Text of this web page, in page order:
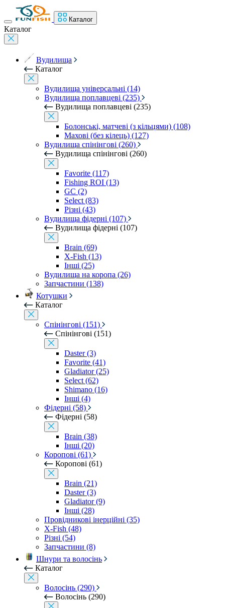
Каталог
Каталог
Вудилища
Каталог
Вудилища універсальні (14)
Вудилища поплавцеві (235)
Вудилища поплавцеві (235)
Болонські, матчеві (з кільцями) (108)
Махові (без кілець) (127)
Вудилища спінінгові (260)
Вудилища спінінгові (260)
Favorite (117)
Fishing ROI (13)
GC (2)
Select (83)
Різні (43)
Вудилища фідерні (107)
Вудилища фідерні (107)
Brain (69)
X-Fish (13)
Інші (25)
Вудилища на коропа (26)
Запчастини (138)
Котушки
Каталог
Спінінгові (151)
Спінінгові (151)
Daster (3)
Favorite (41)
Gladiator (25)
Select (62)
Shimano (16)
Інші (4)
Фідерні (58)
Фідерні (58)
Brain (38)
Інші (20)
Коропові (61)
Коропові (61)
Brain (21)
Daster (3)
Gladiator (9)
Інші (28)
Провідникові інерційні (35)
X-Fish (48)
Різні (54)
Запчастини (8)
Шнури та волосінь
Каталог
Волосінь (290)
Волосінь (290)